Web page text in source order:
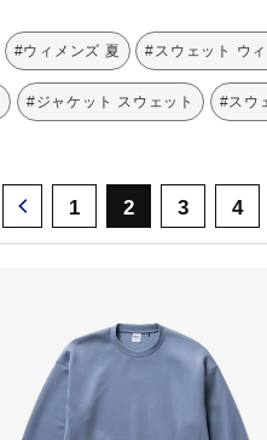
#ウィメンズ 夏 #スウェット ウ
#ジャケット スウェット #スウ
1 2 3 4